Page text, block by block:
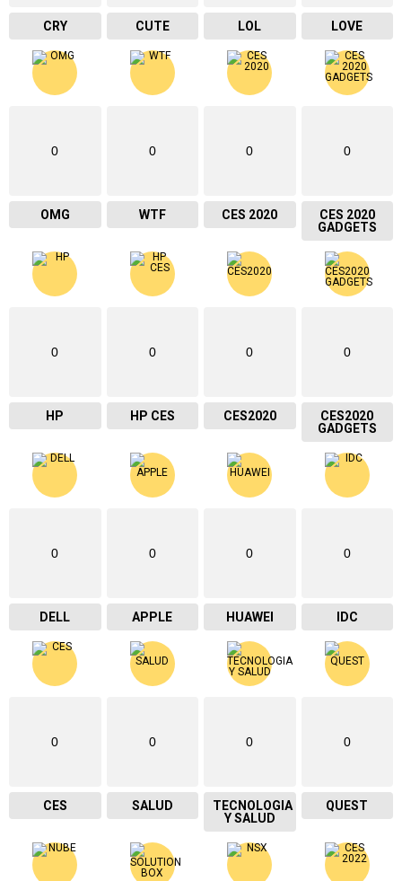
CRY CUTE LOL LOVE
0
OMG
0
WTF
0
CES 2020
0
CES 2020
GADGETS
0
HP
0
HP CES
0
CES2020
0
CES2020
GADGETS
0
DELL
0
APPLE
0
HUAWEI
0
IDC
0
CES
0
SALUD
0
TECNOLOGIA
Y SALUD
0
QUEST